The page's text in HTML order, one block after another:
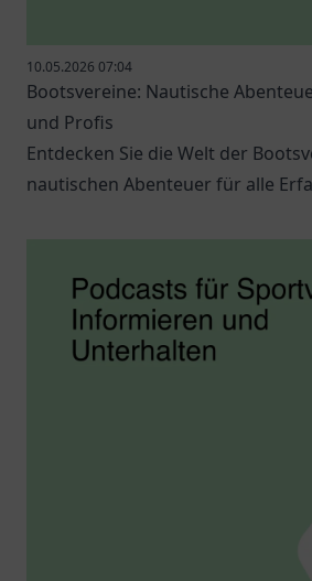
10.05.2026 07:04
Bootsvereine: Nautische
und Profis
Entdecken Sie die Welt der
nautischen Abenteuer für alle